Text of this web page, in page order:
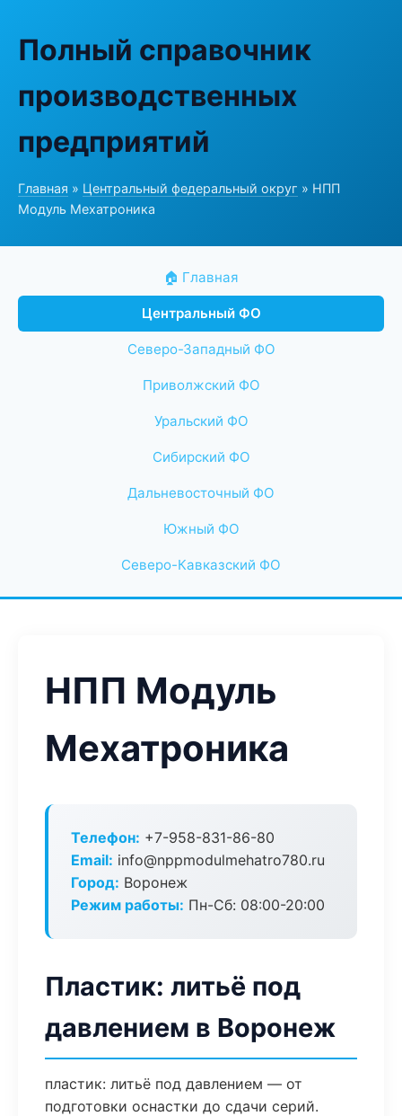
Полный справочник
производственных
предприятий
Главная » Центральный федеральный округ » НПП
Модуль Мехатроника
🏠 Главная
Центральный ФО
Северо-Западный ФО
Приволжский ФО
Уральский ФО
Сибирский ФО
Дальневосточный ФО
Южный ФО
Северо-Кавказский ФО
НПП Модуль
Мехатроника
Телефон: +7-958-831-86-80
Email: info@nppmodulmehatro780.ru
Город: Воронеж
Режим работы: Пн-Сб: 08:00-20:00
Пластик: литьё под
давлением в Воронеж
пластик: литьё под давлением — от
подготовки оснастки до сдачи серий.